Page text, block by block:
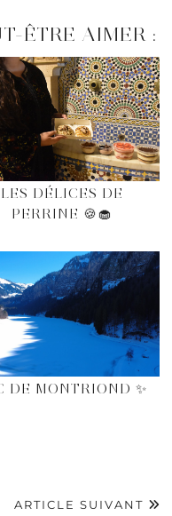
ÊTRE AIMER :
LES DÉLICES DE
PERRINE 🍪🧁
DE MONTRIOND ✨
ARTICLE SUIVANT